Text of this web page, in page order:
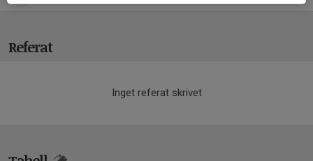
Referat
Inget referat skrivet